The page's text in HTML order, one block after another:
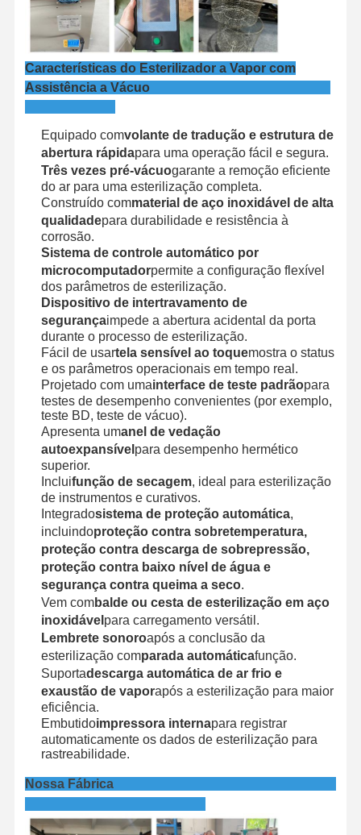
Esterilizador do óxido de etileno
Esterilizadores farmacêuticos
Desinfetante automático para lavadora
Equipamento do tratamento da água
armário de secagem
Equipamento de laboratório
Características do Esterilizador a Vapor com
Assistência a Vácuo
Equipado comvolante de tradução e estrutura de
abertura rápidapara uma operação fácil e segura.
Três vezes pré-vácuogarante a remoção eficiente
do ar para uma esterilização completa.
Construído commaterial de aço inoxidável de alta
qualidadepara durabilidade e resistência à
corrosão.
Sistema de controle automático por
microcomputadorpermite a configuração flexível
dos parâmetros de esterilização.
Dispositivo de intertravamento de
segurançaimpede a abertura acidental da porta
durante o processo de esterilização.
Fácil de usartela sensível ao toquemostra o status
e os parâmetros operacionais em tempo real.
Projetado com umainterface de teste padrãopara
testes de desempenho convenientes (por exemplo,
teste BD, teste de vácuo).
Apresenta umanel de vedação
autoexpansível para desempenho hermético
superior.
Incluifunção de secagem, ideal para esterilização
de instrumentos e curativos.
Integradosistema de proteção automática,
incluindoproteção contra sobretemperatura,
proteção contra descarga de sobrepressão,
proteção contra baixo nível de água e
segurança contra queima a seco.
Vem combalde ou cesta de esterilização em aço
inoxidável para carregamento versátil.
Lembrete sonoroapós a conclusão da
esterilização comparada automáticafunção.
Suportadescarga automática de ar frio e
exaustão de vaporapós a esterilização para maior
eficiência.
Embutidoimpressora internapara registrar
automaticamente os dados de esterilização para
rastreabilidade.
Nossa Fábrica